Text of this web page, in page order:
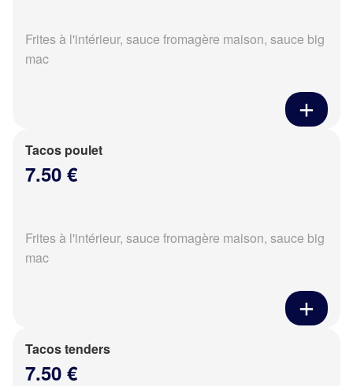
Frites à l'intérieur, sauce fromagère maison, sauce big
mac
Tacos poulet
7.50 €
Frites à l'intérieur, sauce fromagère maison, sauce big
mac
Tacos tenders
7.50 €